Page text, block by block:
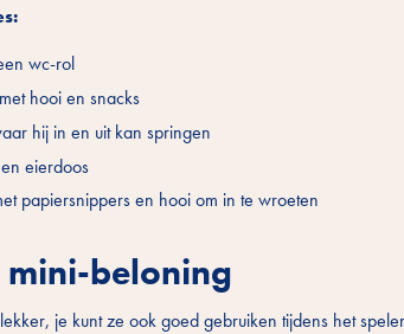
wc-rol
hooi en snacks
hij in en uit kan springen
eierdoos
papiersnippers en hooi om in te wroeten
mini-beloning
je kunt ze ook goed gebruiken tijdens het